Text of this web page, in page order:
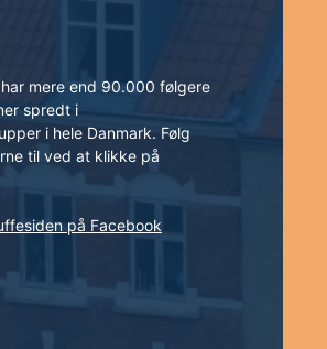
mere end 90.000 følgere
spredt i
i hele Danmark. Følg
til ved at klikke på
på Facebook